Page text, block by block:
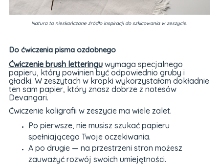
Natura to nieskończone źródło inspiracji do szkicowania w zeszycie.
Do ćwiczenia pisma ozdobnego
Ćwiczenie brush letteringuwymaga specjalnego
papieru, który powinien być odpowiednio gruby i
gładki. W zeszytach w kropki wykorzystałam dokładnie
ten sam papier, który znasz dobrze z notesów
Devangari.
Ćwiczenie kaligrafii w zeszycie ma wiele zalet.
Po pierwsze, nie musisz szukać papieru
spełniającego Twoje oczekiwania.
A po drugie — na przestrzeni stron możesz
zauważyć rozwój swoich umiejętności.